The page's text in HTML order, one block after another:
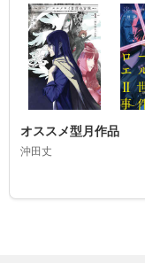
オススメ型月作品
沖田丈